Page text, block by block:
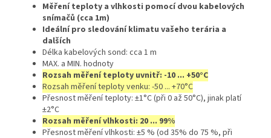
Měření teploty a vlhkosti pomocí dvou kabelových
snímačů (cca 1m)
Ideální pro sledování klimatu vašeho terária a
dalších
Délka kabelových sond: cca 1 m
MAX. a MIN. hodnoty
Rozsah měření teploty uvnitř: -10 ... +50°C
Rozsah měření teploty venku: -50 ... +70°C
Přesnost měření teploty: ±1°C (při 0 až 50°C), jinak platí
±2°C
Rozsah měření vlhkosti: 20 ... 99%
Přesnost měření vlhkosti: ±5 % (od 35% do 75 %, při